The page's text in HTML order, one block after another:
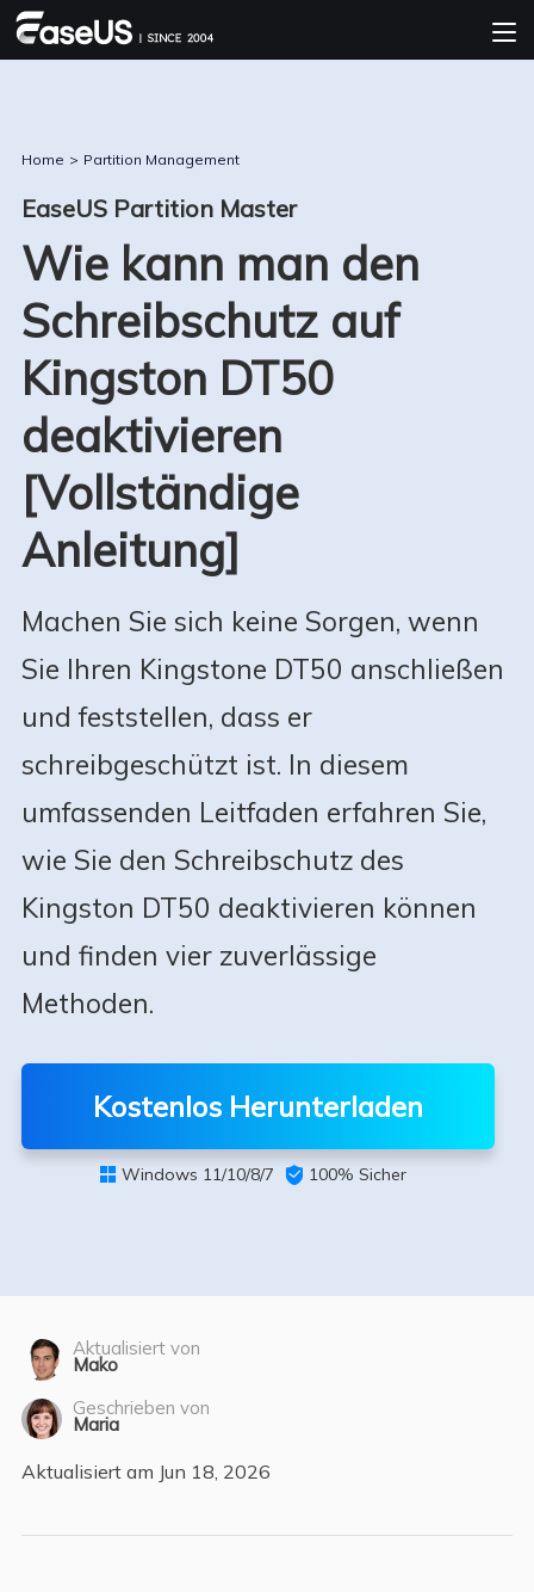
Home > Partition Management
EaseUS Partition Master
Wie kann man den
Schreibschutz auf
Kingston DT50
deaktivieren
[Vollständige
Anleitung]
Machen Sie sich keine Sorgen, wenn
Sie Ihren Kingstone DT50 anschließen
und feststellen, dass er
schreibgeschützt ist. In diesem
umfassenden Leitfaden erfahren Sie,
wie Sie den Schreibschutz des
Kingston DT50 deaktivieren können
und finden vier zuverlässige
Methoden.
Kostenlos Herunterladen
 Windows 11/10/8/7  100% Sicher
Aktualisiert von
Mako
Geschrieben von
Maria
Aktualisiert am Jun 18, 2026